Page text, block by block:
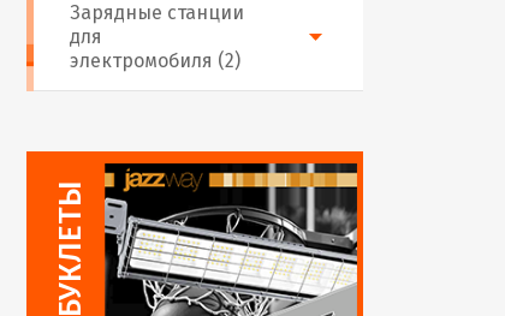
Зарядные станции
для
электромобиля (2)